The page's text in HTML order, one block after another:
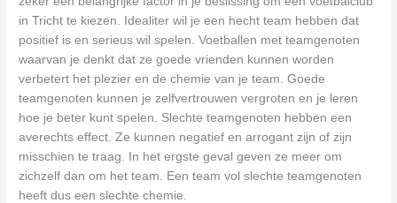
in Tricht te kiezen. Idealiter wil je een hecht team hebben dat
positief is en serieus wil spelen. Voetballen met teamgenoten
waarvan je denkt dat ze goede vrienden kunnen worden
verbetert het plezier en de chemie van je team. Goede
teamgenoten kunnen je zelfvertrouwen vergroten en je leren
hoe je beter kunt spelen. Slechte teamgenoten hebben een
averechts effect. Ze kunnen negatief en arrogant zijn of zijn
misschien te traag. In het ergste geval geven ze meer om
zichzelf dan om het team. Een team vol slechte teamgenoten
heeft dus een slechte chemie.